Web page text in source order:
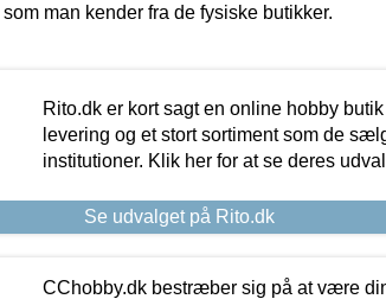
som man kender fra de fysiske butikker.
Rito.dk er kort sagt en online hobby
levering og et stort sortiment som de
institutioner. Klik her for at se deres
Se udvalget på Rito.dk
CChobby.dk bestræber sig på at være